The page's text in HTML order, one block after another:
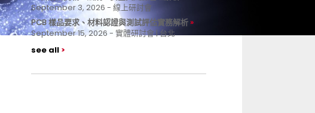
September 3, 2026 - 線上研討會
PCB 樣品要求、材料認證與測試評估實務解析
September 15, 2026 - 實體研討會 | 台北
see all